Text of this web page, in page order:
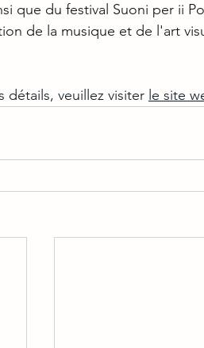
que du festival Suoni per ii
de la musique et de l'art
détails, veuillez visiter le site